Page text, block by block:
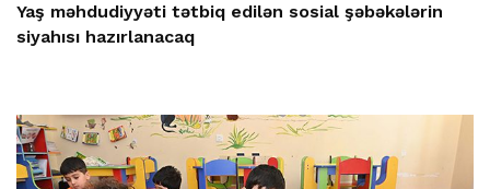
Yaş məhdudiyyəti tətbiq edilən sosial şəbəkələrin
siyahısı hazırlanacaq